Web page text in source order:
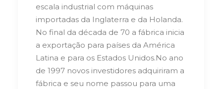
escala industrial com máquinas
importadas da Inglaterra e da Holanda.
No final da década de 70 a fábrica inicia
a exportação para países da América
Latina e para os Estados Unidos.No ano
de 1997 novos investidores adquiriram a
fábrica e seu nome passou para uma